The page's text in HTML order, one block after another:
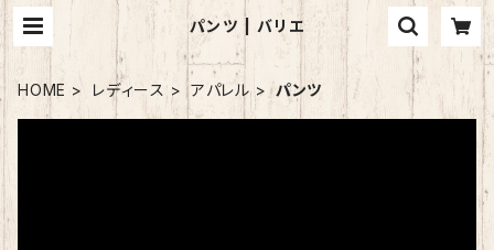
パンツ | バリエ
HOME レディース アパレル パンツ